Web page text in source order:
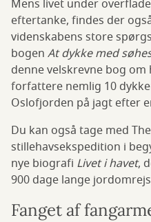
Mens livet under
eftertanke, findes der
videnskabens store
bogen At dykke med
denne velskrevne bog
forfattere nemlig 10
Oslofjorden på jagt efter
Du kan også tage med
stillehavsekspedition i
nye biografi Livet i havet,
900 dage lange
Fanget af